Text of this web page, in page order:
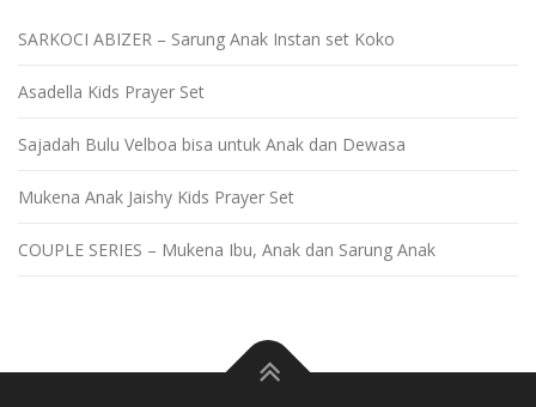
SARKOCI ABIZER – Sarung Anak Instan set Koko
Asadella Kids Prayer Set
Sajadah Bulu Velboa bisa untuk Anak dan Dewasa
Mukena Anak Jaishy Kids Prayer Set
COUPLE SERIES – Mukena Ibu, Anak dan Sarung Anak